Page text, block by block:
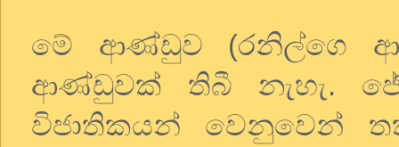
මේ ආණ්ඩුව (රනිල්ගෙ
ආණ්ඩුවක් තිබී නැහැ.
විජාතිකයන් වෙනුවෙන්